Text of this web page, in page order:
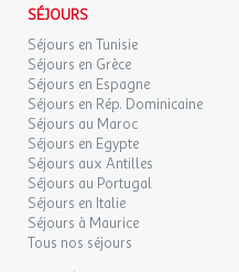
SÉJOURS
Séjours en Tunisie
Séjours en Grèce
Séjours en Espagne
Séjours en Rép. Dominicaine
Séjours au Maroc
Séjours en Egypte
Séjours aux Antilles
Séjours au Portugal
Séjours en Italie
Séjours à Maurice
Tous nos séjours